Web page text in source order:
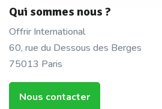
Qui sommes nous ?
Offrir International
60, rue du Dessous des Berges
75013 Paris
Nous contacter